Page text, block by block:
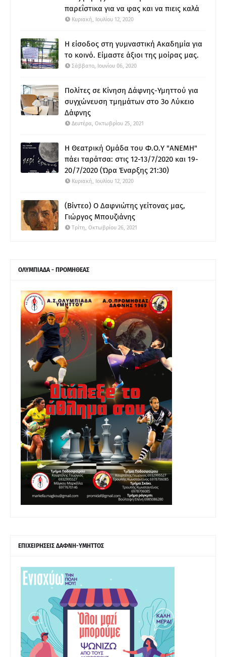
παρεΐστικα για να φας και να πιεις καλά
Κυριακή, Ιουλίου 12, 2020
Η είσοδος στη γυμναστική Ακαδημία για
το κοινό. Είμαστε άξιοι της μοίρας μας.
Σάββατο, Ιουνίου 06, 2020
Πολίτες σε Κίνηση Δάφνης-Υμηττού για
συγχώνευση τμημάτων στο 3ο Λύκειο
Δάφνης
Δευτέρα, Οκτωβρίου 25, 2021
Η Θεατρική Ομάδα του Φ.Ο.Υ "ΑΝΕΜΗ"
πάει ταράτσα: στις 12-13/7/2020 και 19-
20/7/2020 (Ώρα Έναρξης 21:30)
Κυριακή, Ιουλίου 12, 2020
(Βίντεο) Ο Δαφνιώτης γείτονας μας,
Γιώργος Μπουζιάνης
Τρίτη, Οκτωβρίου 26, 2021
ΟΛΥΜΠΙΑΔΑ - ΠΡΟΜΗΘΕΑΣ
ΕΠΙΧΕΙΡΗΣΕΙΣ ΔΑΦΝΗ-ΥΜΗΤΤΟΣ